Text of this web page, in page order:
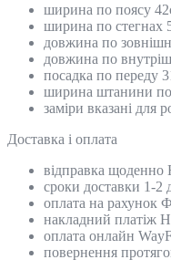
ширина по поясу
ширина по стегнах
довжина по
довжина по
посадка по переду
ширина штанини
заміри вказані для
Доставка і оплата
відправка
сроки доставки 1-2
оплата на рахунок
накладний платіж
оплата онлайн
повернення